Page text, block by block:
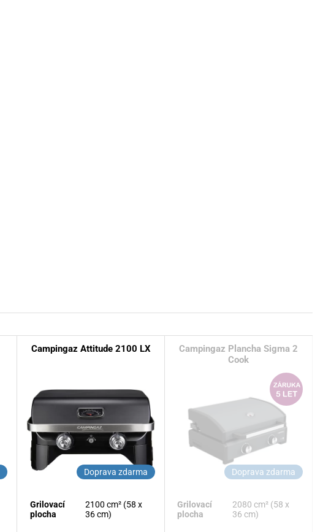
Campingaz Attitude 2100 LX
Doprava zdarma
Grilovací
plocha
2100 cm² (58 x
36 cm)
Campingaz Plancha Sigma 2
Cook
Doprava zdarma
Grilovací
plocha
2080 cm² (58 x
36 cm)